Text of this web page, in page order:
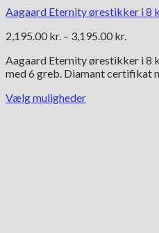
Aagaard Eternity ørestikker i 8
2,195.00 kr. – 3,195.00 kr.
til
Aagaard Eternity ørestikker i 8
med 6 greb. Diamant certifikat
Vælg muligheder